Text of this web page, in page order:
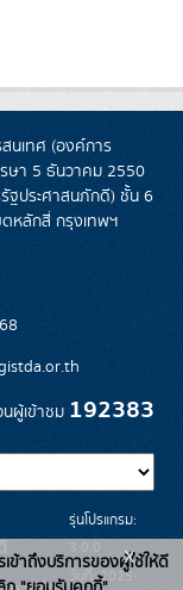
นเทศ (องค์การ
ษา 5 ธันวาคม 2550
ฐประศาสนภักดี) ชั้น 6
หลักสี่ กรุงเทพฯ
ผู้เข้าชม 192383
รุ่นโปรแกรม:
3.0.0
วันที่: 2025-
ข้าถึงบริการของผู้ใช้ให้ดี
x